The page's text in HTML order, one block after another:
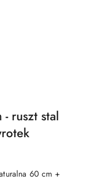
ruszt stal
60 cm +